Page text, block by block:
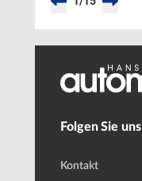
Folgen Sie uns
Kontakt